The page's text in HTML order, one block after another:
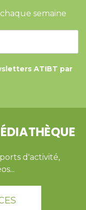
semaine
ATIBT par
d'activité,